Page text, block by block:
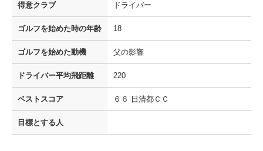
得意クラブ ドライバー
ゴルフを始めた時の年齢 18
ゴルフを始めた動機 父の影響
ドライバー平均飛距離 220
ベストスコア ６６ 日清都ＣＣ
目標とする人